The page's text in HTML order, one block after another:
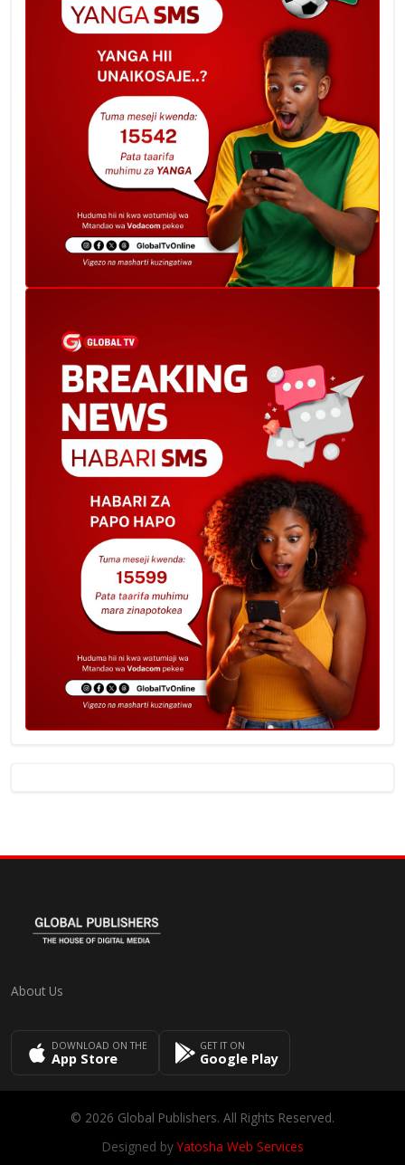
About Us
DOWNLOAD ON THE
App Store
GET IT ON
Google Play
© 2026 Global Publishers. All Rights Reserved.
Designed byYatosha Web Services